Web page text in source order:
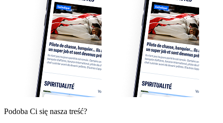
Podoba Ci się nasza treść?